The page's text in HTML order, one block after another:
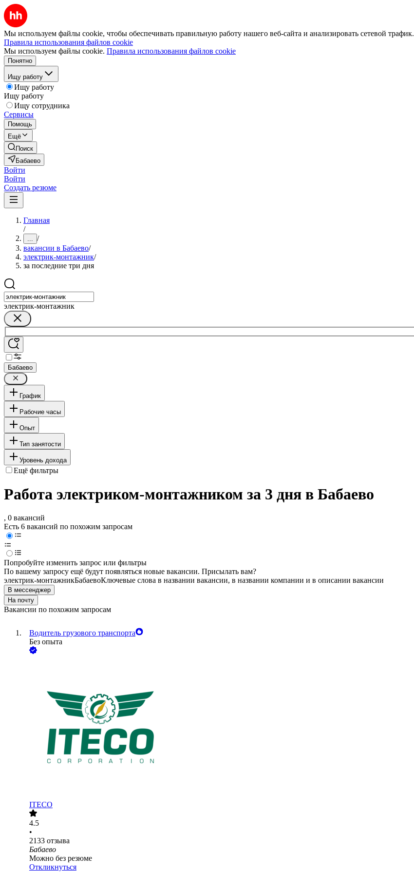
Мы используем файлы cookie, чтобы обеспечивать правильную работу нашего веб-сайта и анализировать сетевой трафик.
Правила использования файлов cookie
Мы используем файлы cookie. Правила использования файлов cookie
Понятно
Ищу работу
Ищу работу
Ищу работу
Ищу сотрудника
Сервисы
Помощь
Ещё
Поиск
Бабаево
Войти
Войти
Создать резюме
Главная
/
... /
вакансии в Бабаево/
электрик-монтажник/
за последние три дня
электрик-монтажник
Бабаево
График
Рабочие часы
Опыт
Тип занятости
Уровень дохода
Ещё фильтры
Работа электриком-монтажником за 3 дня в Бабаево
, 0 вакансий
Есть 6 вакансий по похожим запросам
Попробуйте изменить запрос или фильтры
По вашему запросу ещё будут появляться новые вакансии. Присылать вам?
электрик-монтажникБабаевоКлючевые слова в названии вакансии, в названии компании и в описании вакансии
В мессенджер
На почту
Вакансии по похожим запросам
Водитель грузового транспорта
Без опыта
ITECO
4.5
•
2133 отзыва
Бабаево
Можно без резюме
Откликнуться